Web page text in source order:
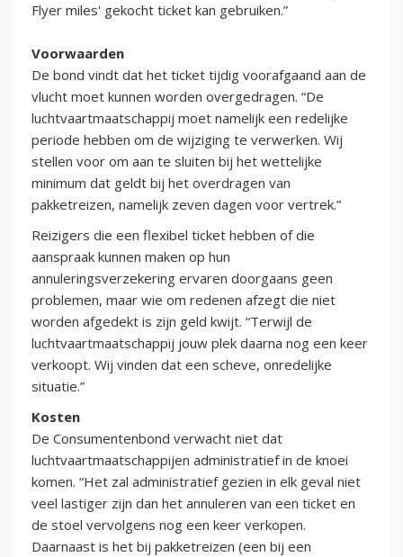
Flyer miles' gekocht ticket kan gebruiken.”
Voorwaarden
De bond vindt dat het ticket tijdig voorafgaand aan de
vlucht moet kunnen worden overgedragen. “De
luchtvaartmaatschappij moet namelijk een redelijke
periode hebben om de wijziging te verwerken. Wij
stellen voor om aan te sluiten bij het wettelijke
minimum dat geldt bij het overdragen van
pakketreizen, namelijk zeven dagen voor vertrek.”
Reizigers die een flexibel ticket hebben of die
aanspraak kunnen maken op hun
annuleringsverzekering ervaren doorgaans geen
problemen, maar wie om redenen afzegt die niet
worden afgedekt is zijn geld kwijt. “Terwijl de
luchtvaartmaatschappij jouw plek daarna nog een keer
verkoopt. Wij vinden dat een scheve, onredelijke
situatie.”
Kosten
De Consumentenbond verwacht niet dat
luchtvaartmaatschappijen administratief in de knoei
komen. “Het zal administratief gezien in elk geval niet
veel lastiger zijn dan het annuleren van een ticket en
de stoel vervolgens nog een keer verkopen.
Daarnaast is het bij pakketreizen (een bij een